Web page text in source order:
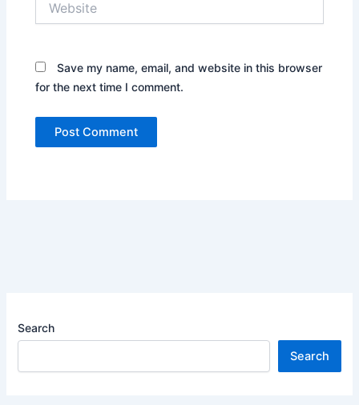
Save my name, email, and website in this browser
for the next time I comment.
Search
Search